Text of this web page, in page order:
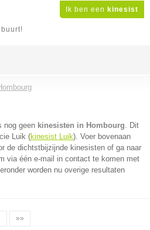
Ik ben een kinesist
nog geen kinesisten in Hombourg. Dit
Luik (kinesist Luik). Voer bovenaan
de dichtstbijzijnde kinesisten of ga naar
via één e-mail in contact te komen met
worden nu overige resultaten
»»